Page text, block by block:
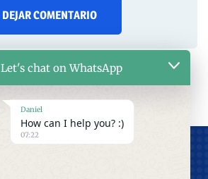
Let's chat on WhatsApp
Daniel
How can I help you? :)
07:22